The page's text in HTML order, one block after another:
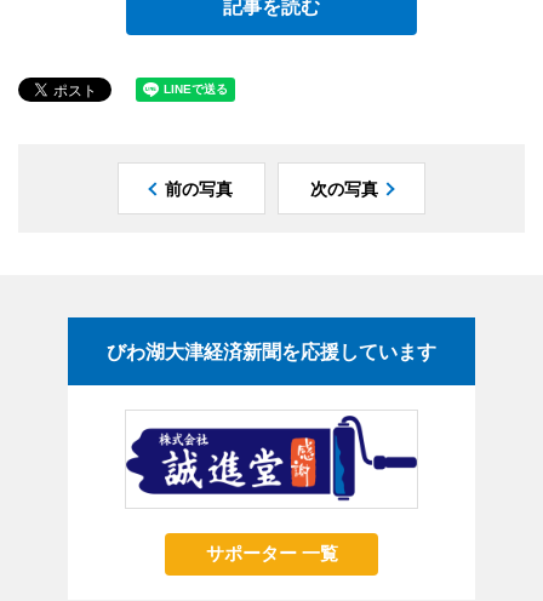
記事を読む
前の写真 次の写真
びわ湖大津経済新聞を応援しています
サポーター 一覧